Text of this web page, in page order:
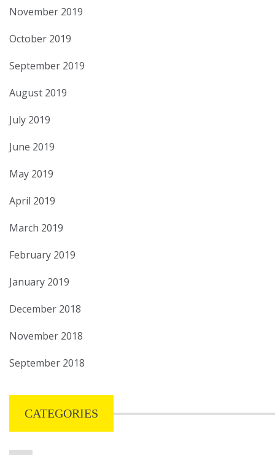
November 2019
October 2019
September 2019
August 2019
July 2019
June 2019
May 2019
April 2019
March 2019
February 2019
January 2019
December 2018
November 2018
September 2018
CATEGORIES